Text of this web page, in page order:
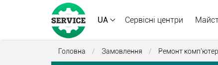
UA Сервісні центри
Головна / Замовлення / Ремонт